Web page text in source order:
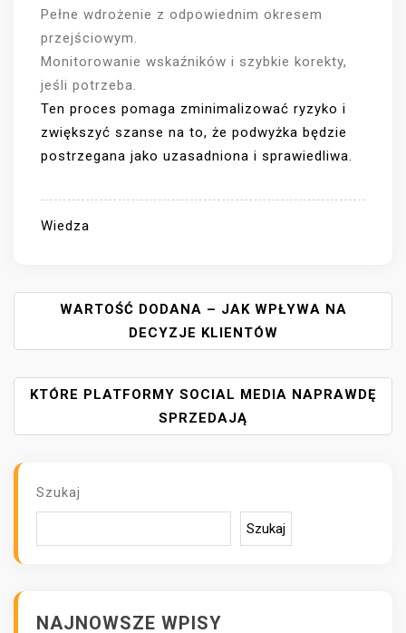
Pełne wdrożenie z odpowiednim okresem
przejściowym.
Monitorowanie wskaźników i szybkie korekty,
jeśli potrzeba.
Ten proces pomaga zminimalizować ryzyko i
zwiększyć szanse na to, że podwyżka będzie
postrzegana jako uzasadniona i sprawiedliwa.
Wiedza
W
I
G
C
J
W
U
WARTOŚĆ DODANA – JAK WPŁYWA NA
DECYZJE KLIENTÓW
KTÓRE PLATFORMY SOCIAL MEDIA NAPRAWDĘ
SPRZEDAJĄ
Szukaj
Szukaj
NAJNOWSZE WPISY